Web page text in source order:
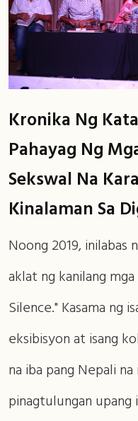
Kronika Ng
Pahayag Ng
Sekswal Na
Kinalaman Sa
Noong 2019, inilabas
aklat ng kanilang
Silence." Kasama ng
eksibisyon at isang
na iba pang Nepali
pinagtulungan upang